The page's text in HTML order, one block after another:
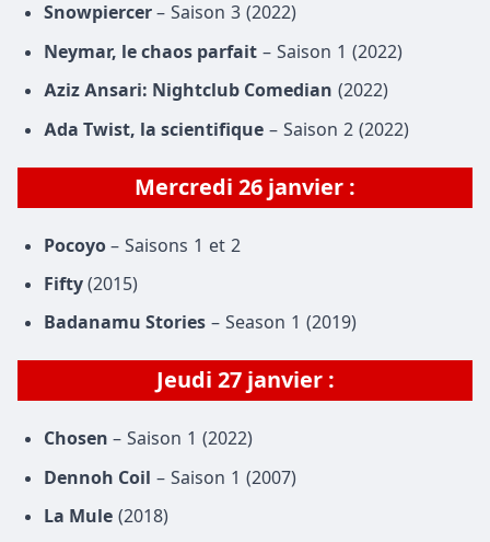
Snowpiercer – Saison 3 (2022)
Neymar, le chaos parfait – Saison 1 (2022)
Aziz Ansari: Nightclub Comedian (2022)
Ada Twist, la scientifique – Saison 2 (2022)
Mercredi 26 janvier :
Pocoyo – Saisons 1 et 2
Fifty (2015)
Badanamu Stories – Season 1 (2019)
Jeudi 27 janvier :
Chosen – Saison 1 (2022)
Dennoh Coil – Saison 1 (2007)
La Mule (2018)